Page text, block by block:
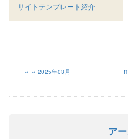
サイトテンプレート紹介
«2025年03月
ア